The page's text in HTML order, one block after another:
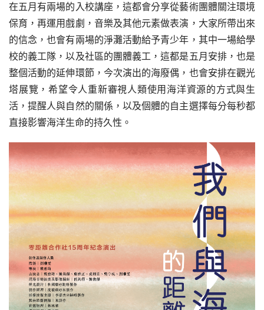
在五月有兩場的入校講座，這都會分享從藝術團體關注環境
保育，再運用戲劇，音樂及其他元素做表演，大家所帶出來
的信念，也會有兩場的淨灘活動給予青少年，其中一場給學
校的義工隊，以及社區的團體義工，這都是五月安排，也是
整個活動的延伸環節，今次演出的海廢偶，也會安排在觀光
塔展覽，希望令人重新審視人類使用海洋資源的方式與生
活，提醒人與自然的關係，以及個體的自主選擇每分每秒都
直接影響海洋生命的持久性。